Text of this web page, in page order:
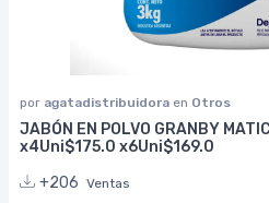
por agatadistribuidora en Otros
JABÓN EN POLVO GRANBY
x4Uni$175.0 x6Uni$169.0
+206 Ventas